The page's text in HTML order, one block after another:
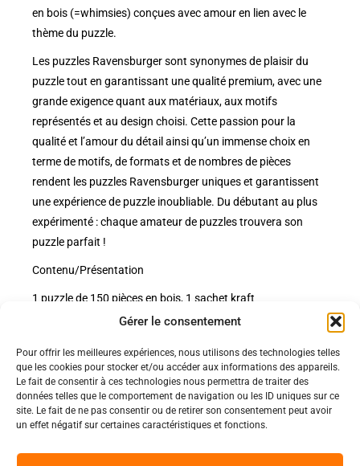
Gérer le consentement
Pour offrir les meilleures expériences, nous utilisons des technologies telles
que les cookies pour stocker et/ou accéder aux informations des appareils.
Le fait de consentir à ces technologies nous permettra de traiter des
données telles que le comportement de navigation ou les ID uniques sur ce
site. Le fait de ne pas consentir ou de retirer son consentement peut avoir
un effet négatif sur certaines caractéristiques et fonctions.
en bois (=whimsies) conçues avec amour en lien avec le
thème du puzzle.
Les puzzles Ravensburger sont synonymes de plaisir du
puzzle tout en garantissant une qualité premium, avec une
grande exigence quant aux matériaux, aux motifs
représentés et au design choisi. Cette passion pour la
qualité et l’amour du détail ainsi qu’un immense choix en
terme de motifs, de formats et de nombres de pièces
rendent les puzzles Ravensburger uniques et garantissent
une expérience de puzzle inoubliable. Du débutant au plus
expérimenté : chaque amateur de puzzles trouvera son
puzzle parfait !
Contenu/Présentation
1 puzzle de 150 pièces en bois, 1 sachet kraft
Nos pages
Nos évènements
Nous contacter
Politiques
Politique de confidentialité
Nos conditions de vente et livraison
Code de conduite